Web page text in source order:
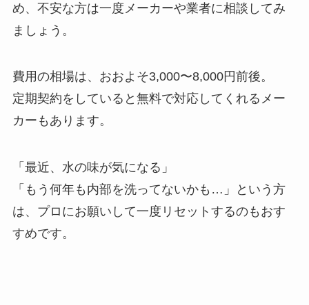
め、不安な方は一度メーカーや業者に相談してみ
ましょう。
費用の相場は、おおよそ3,000〜8,000円前後。
定期契約をしていると無料で対応してくれるメー
カーもあります。
「最近、水の味が気になる」
「もう何年も内部を洗ってないかも…」という方
は、プロにお願いして一度リセットするのもおす
すめです。